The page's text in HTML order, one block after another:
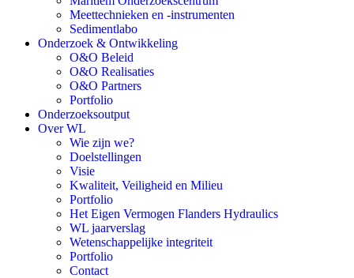
Meettechnieken en -instrumenten
Sedimentlabo
Onderzoek & Ontwikkeling
O&O Beleid
O&O Realisaties
O&O Partners
Portfolio
Onderzoeksoutput
Over WL
Wie zijn we?
Doelstellingen
Visie
Kwaliteit, Veiligheid en Milieu
Portfolio
Het Eigen Vermogen Flanders Hydraulics
WL jaarverslag
Wetenschappelijke integriteit
Portfolio
Contact